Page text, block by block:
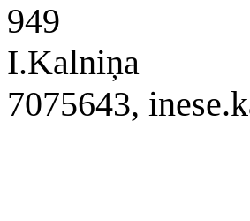
949
I.Kalniņa
7075643,